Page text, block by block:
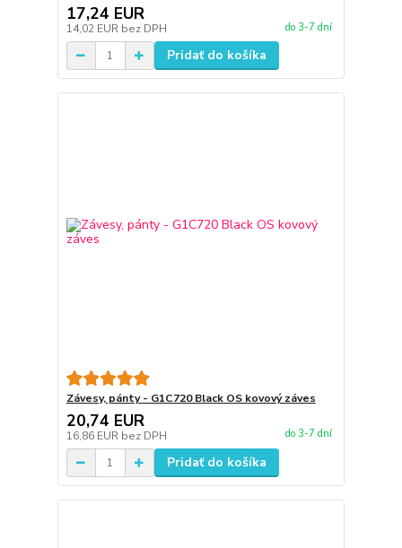
17,24 EUR
14,02 EUR bez DPH do 3-7 dní
Pridať do košíka
Závesy, pánty - G1C720 Black OS kovový záves
20,74 EUR
16,86 EUR bez DPH do 3-7 dní
Pridať do košíka